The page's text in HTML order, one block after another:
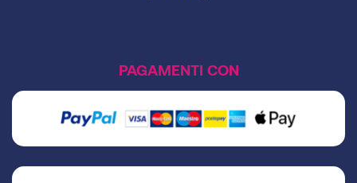
PAGAMENTI CON